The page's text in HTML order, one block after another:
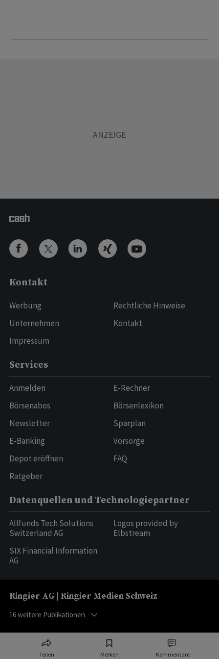
Teilen Merken Kommentare
Kontakt
Werbung
Unternehmen
Impressum
Rechtliche Hinweise
Kontakt
Services
Anmelden
Börsenabos
Newsletter
E-Banking
Depot eröffnen
Ratgeber
E-Rechner
Börsenlexikon
Sparplan
Vorsorge
FAQ
Datenquellen und Technologiepartner
Allfunds Tech Solutions
Switzerland AG
SIX Financial Information
AG
Logos provided by
Elbstream
Ringier AG | Ringier Medien Schweiz
16weitere Publikationen